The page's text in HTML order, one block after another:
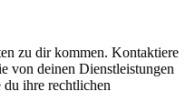
zu dir kommen. Kontaktiere
von deinen Dienstleistungen
ihre rechtlichen